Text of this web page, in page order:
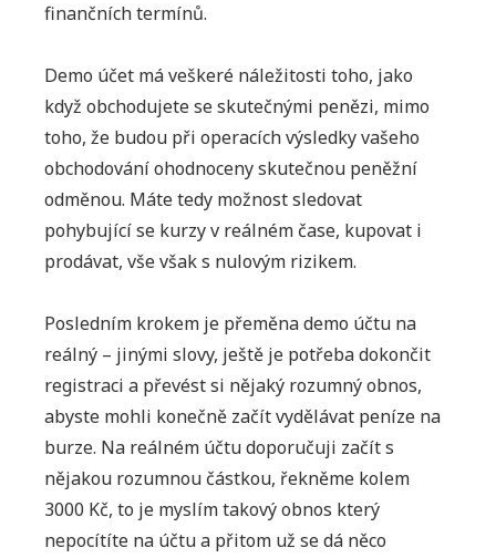
finančních termínů.
Demo účet má veškeré náležitosti toho, jako
když obchodujete se skutečnými penězi, mimo
toho, že budou při operacích výsledky vašeho
obchodování ohodnoceny skutečnou peněžní
odměnou. Máte tedy možnost sledovat
pohybující se kurzy v reálném čase, kupovat i
prodávat, vše však s nulovým rizikem.
Posledním krokem je přeměna demo účtu na
reálný – jinými slovy, ještě je potřeba dokončit
registraci a převést si nějaký rozumný obnos,
abyste mohli konečně začít vydělávat peníze na
burze. Na reálném účtu doporučuji začít s
nějakou rozumnou částkou, řekněme kolem
3000 Kč, to je myslím takový obnos který
nepocítíte na účtu a přitom už se dá něco